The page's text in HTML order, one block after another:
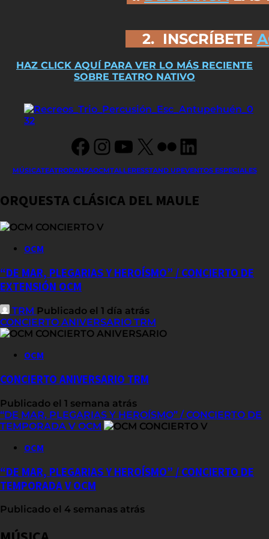
2. INSCRÍBETE
HAZ CLICK AQUÍ PARA VER LO MÁS RECIENTE
SOBRE TEATRO NATIVO
Facebook
Instagram
YouTube
X FlickrLinkedIn
MÚSICATEATRODANZAOCMTALLERESSTAND UPEVENTOS ESPECIALES
ORQUESTA CLÁSICA DEL MAULE
OCM
“DE MAR, PLEGARIAS Y HEROÍSMO” / CONCIERTO DE
EXTENSIÓN OCM
TRM Publicado el 1 día atrás
CONCIERTO ANIVERSARIO TRM
OCM
CONCIERTO ANIVERSARIO TRM
Publicado el 1 semana atrás
“DE MAR, PLEGARIAS Y HEROÍSMO” / CONCIERTO DE
TEMPORADA V OCM
OCM
“DE MAR, PLEGARIAS Y HEROÍSMO” / CONCIERTO DE
TEMPORADA V OCM
Publicado el 4 semanas atrás